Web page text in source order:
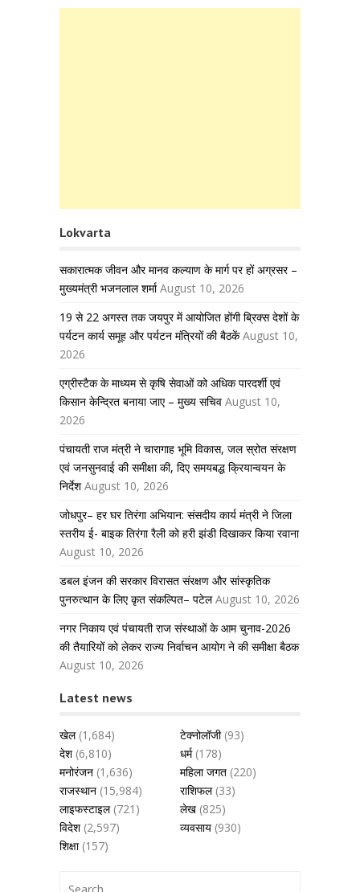
Lokvarta
सकारात्मक जीवन और मानव कल्याण के मार्ग पर हों अग्रसर –
मुख्यमंत्री भजनलाल शर्मा August 10, 2026
19 से 22 अगस्त तक जयपुर में आयोजित होंगी ब्रिक्स देशों के
पर्यटन कार्य समूह और पर्यटन मंत्रियों की बैठकें August 10,
2026
एग्रीस्टैक के माध्यम से कृषि सेवाओं को अधिक पारदर्शी एवं
किसान केन्द्रित बनाया जाए – मुख्य सचिव August 10,
2026
पंचायती राज मंत्री ने चारागाह भूमि विकास, जल स्रोत संरक्षण
एवं जनसुनवाई की समीक्षा की, दिए समयबद्ध क्रियान्वयन के
निर्देश August 10, 2026
जोधपुर– हर घर तिरंगा अभियान: संसदीय कार्य मंत्री ने जिला
स्तरीय ई- बाइक तिरंगा रैली को हरी झंडी दिखाकर किया रवाना
August 10, 2026
डबल इंजन की सरकार विरासत संरक्षण और सांस्कृतिक
पुनरुत्थान के लिए कृत संकल्पित– पटेल August 10, 2026
नगर निकाय एवं पंचायती राज संस्थाओं के आम चुनाव-2026
की तैयारियों को लेकर राज्य निर्वाचन आयोग ने की समीक्षा बैठक
August 10, 2026
Latest news
खेल(1,684) टेक्नोलॉजी(93)
देश(6,810) धर्म(178)
मनोरंजन (1,636) महिला जगत (220)
राजस्थान (15,984) राशिफल(33)
लाइफस्टाइल(721) लेख (825)
विदेश(2,597) व्यवसाय (930)
शिक्षा(157)